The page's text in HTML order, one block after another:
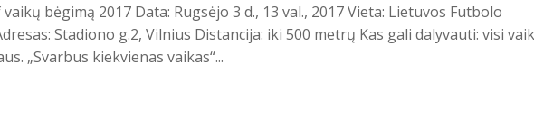
bėgimą 2017 Data: Rugsėjo 3 d., 13 val., 2017 Vieta: Lietuvos Futbolo
Stadiono g.2, Vilnius Distancija: iki 500 metrų Kas gali dalyvauti: visi
„Svarbus kiekvienas vaikas“...